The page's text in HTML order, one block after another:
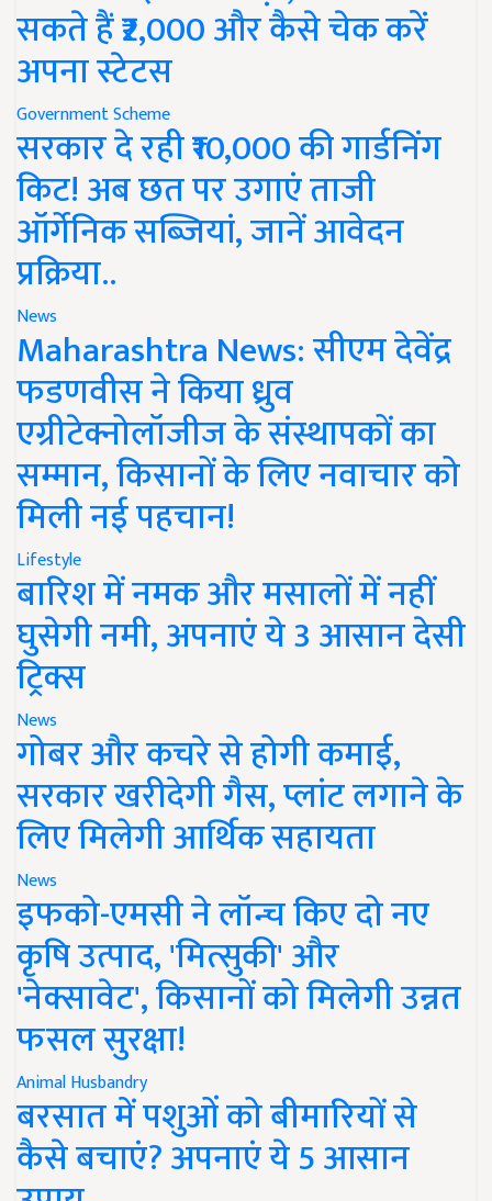
सकते हैं ₹2,000 और कैसे चेक करें
अपना स्टेटस
Government Scheme
सरकार दे रही ₹10,000 की गार्डनिंग
किट! अब छत पर उगाएं ताजी
ऑर्गेनिक सब्जियां, जानें आवेदन
प्रक्रिया..
News
Maharashtra News: सीएम देवेंद्र
फडणवीस ने किया ध्रुव
एग्रीटेक्नोलॉजीज के संस्थापकों का
सम्मान, किसानों के लिए नवाचार को
मिली नई पहचान!
Lifestyle
बारिश में नमक और मसालों में नहीं
घुसेगी नमी, अपनाएं ये 3 आसान देसी
ट्रिक्स
News
गोबर और कचरे से होगी कमाई,
सरकार खरीदेगी गैस, प्लांट लगाने के
लिए मिलेगी आर्थिक सहायता
News
इफको-एमसी ने लॉन्च किए दो नए
कृषि उत्पाद, 'मित्सुकी' और
'नेक्सावेट', किसानों को मिलेगी उन्नत
फसल सुरक्षा!
Animal Husbandry
बरसात में पशुओं को बीमारियों से
कैसे बचाएं? अपनाएं ये 5 आसान